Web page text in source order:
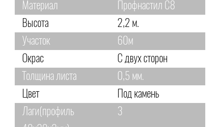
Материал
Профнастил С8
Высота
2,2 м.
Участок
60м
Окрас
С двух сторон
Толщина листа
0,5 мм.
Цвет
Под камень
Лаги(профиль
3